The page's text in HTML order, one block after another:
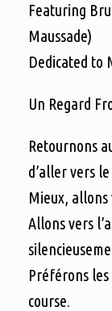
Featuring
Maussade)
Dedicated to
Un Regard
Retournons
d’aller vers
Mieux,
Allons vers
Préférons
course.